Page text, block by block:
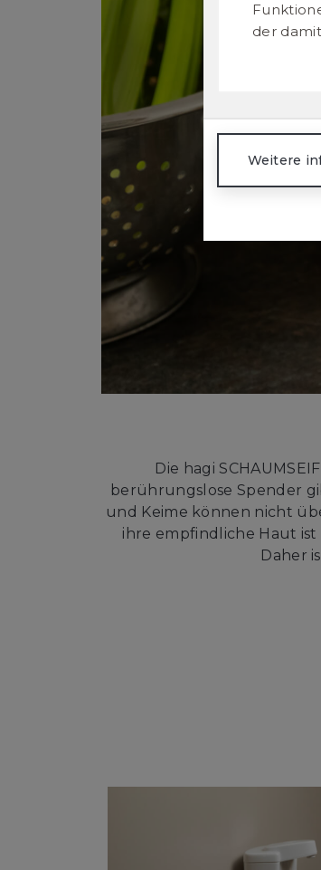
Die hagi
berührungslose Spender
und Keime können nicht
ihre empfindliche Haut
Daher
der